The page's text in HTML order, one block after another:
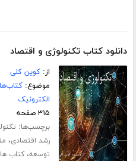
دانلود کتاب تکنولوژی و اقتصاد
از:کوین کلی
موضوع:
الکترونیک
۳۱۵ صفحه
برچسب‌ها:
رشد اقتصادی،
توسعه،کتاب